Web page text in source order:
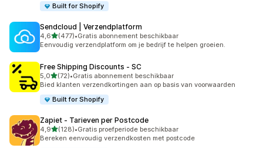
Built for Shopify
Sendcloud | Verzendplatform
4,6van 5 sterren
(477)
477 recensies in totaal
•Gratis abonnement beschikbaar
Eenvoudig verzendplatform om je bedrijf te helpen groeien.
Free Shipping Discounts ‑ SC
5,0van 5 sterren
(72)
72 recensies in totaal
•Gratis abonnement beschikbaar
Bied klanten verzendkortingen aan op basis van voorwaarden
Built for Shopify
Zapiet ‑ Tarieven per Postcode
4,9van 5 sterren
(128)
128 recensies in totaal
•Gratis proefperiode beschikbaar
Bereken eenvoudig verzendkosten met postcode